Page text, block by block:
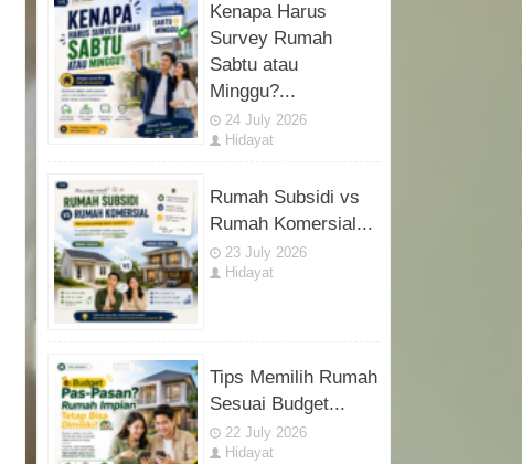
Kenapa Harus
Survey Rumah
Sabtu atau
Minggu?...
24 July 2026
Hidayat
Rumah Subsidi vs
Rumah Komersial...
23 July 2026
Hidayat
Tips Memilih Rumah
Sesuai Budget...
22 July 2026
Hidayat